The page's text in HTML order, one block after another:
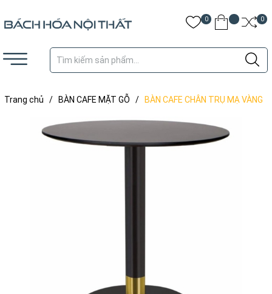
0 0
Trang chủ / BÀN CAFE MẶT GỖ /
BÀN CAFE CHÂN TRỤ MẠ VÀNG